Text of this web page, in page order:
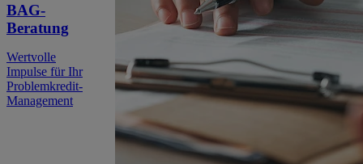
BAG-
Beratung
Wertvolle
Impulse für Ihr
Problemkredit-
Management